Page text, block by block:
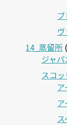
14_蒸留所
ジャ
スコ